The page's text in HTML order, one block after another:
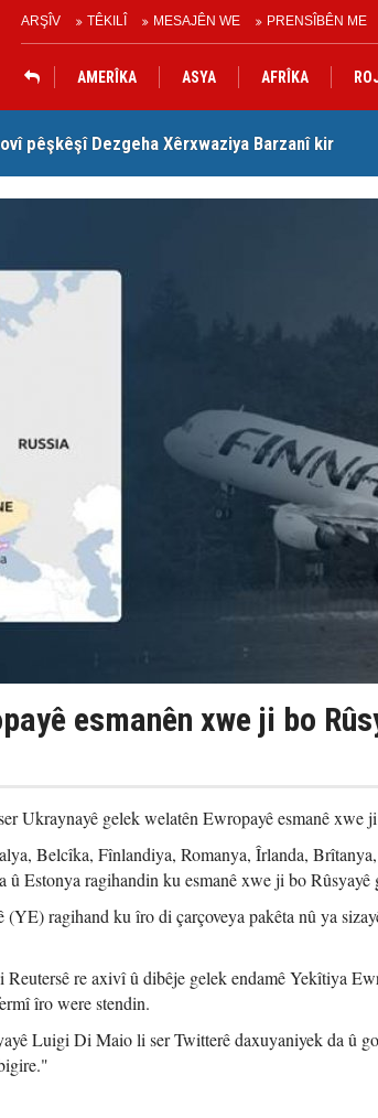
ARŞÎV TÊKILÎ MESAJÊN WE PRENSÎBÊN ME
AMERÎKA ASYA AFRÎKA
pêşkêşî Dezgeha Xêrxwaziya Barzanî kir
Kurdistanê de gotinên parêzgere Kerkûkê
esmanên xwe ji bo
Ukraynayê gelek welatên Ewropayê esmanê xwe
Belcîka, Fînlandiya, Romanya, Îrlanda,
Estonya ragihandin ku esmanê xwe ji bo Rûsyayê
ragihand ku îro di çarçoveya pakêta nû ya
re axivî û dibêje gelek endamê Yekîtiya
îro were stendin.
Luigi Di Maio li ser Twitterê daxuyaniyek da û